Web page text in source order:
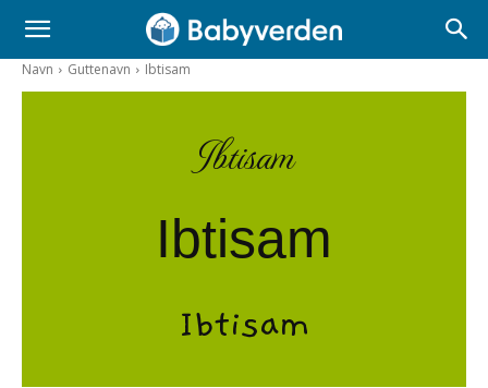
Navn Guttenavn Ibtisam
Ibtisam
Ibtisam
Ibtisam